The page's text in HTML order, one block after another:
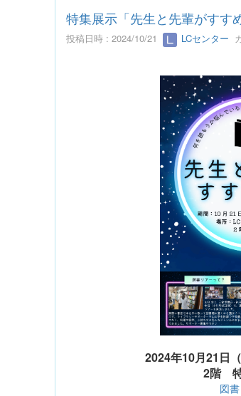
特集展示「先生と先輩がすす
投稿日時 : 2024/10/21 LCセンター
2024年10月21日
2階
図